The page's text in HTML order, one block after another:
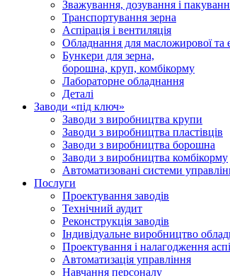
Зважування, дозування і
Транспортування зерна
Аспірація і вентиляція
Обладнання для масложирової та
Бункери для зерна,
борошна, круп, комбікорму
Лабораторне обладнання
Деталі
Заводи «під ключ»
Заводи з виробництва крупи
Заводи з виробництва пластівців
Заводи з виробництва борошна
Заводи з виробництва комбікорму
Автоматизовані системи
Послуги
Проектування заводів
Технічний аудит
Реконструкція заводів
Індивідуальне виробництво
Проектування і налагодження
Автоматизація управління
Навчання персоналу